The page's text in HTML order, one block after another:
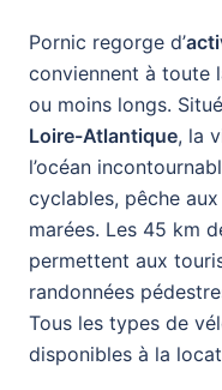
Pornic regorge d’
conviennent à toute
ou moins longs.
Loire-Atlantique, la
l’océan
cyclables, pêche
marées. Les 45 km
permettent aux
randonnées
Tous les types de
disponibles à la